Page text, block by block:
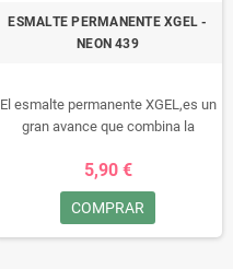
ESMALTE PERMANENTE XGEL -
NEON 439
El esmalte permanente XGEL,es un
gran avance que combina la
permanente con la durabilidad de
un gel.
Durante un minimo de 15 dias
disfruta de sus uñas
5,90 €
COMPRAR